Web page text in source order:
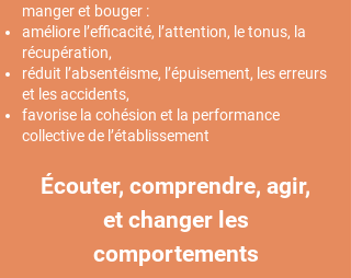
manger et bouger :
améliore l’efficacité, l’attention, le tonus, la
récupération,
réduit l’absentéisme, l’épuisement, les erreurs
et les accidents,
favorise la cohésion et la performance
collective de l’établissement
Écouter, comprendre, agir,
et changer les
comportements